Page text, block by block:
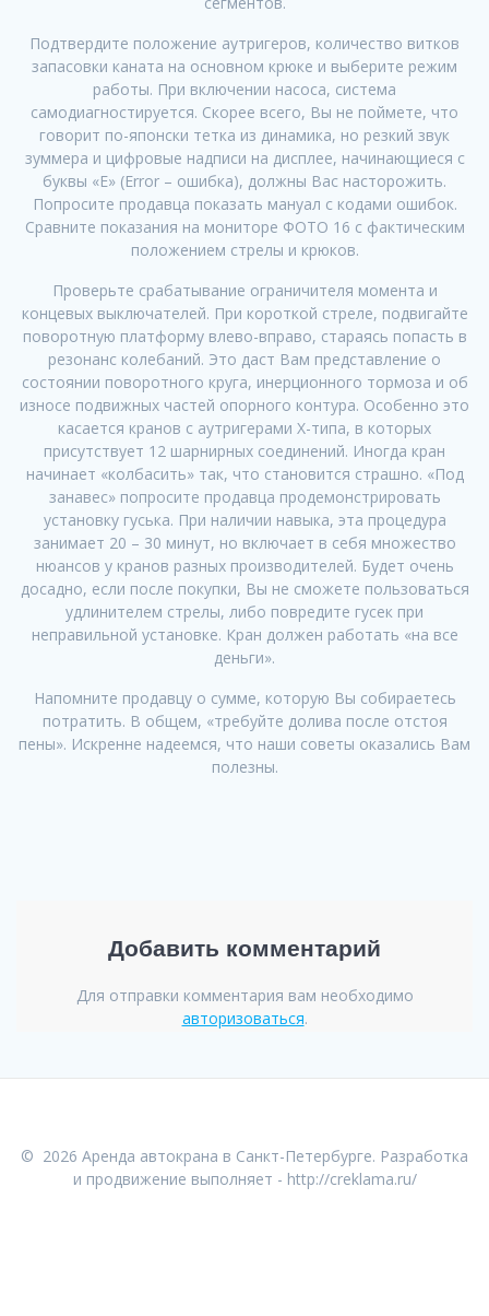
Подтвердите положение аутригеров, количество витков
запасовки каната на основном крюке и выберите режим
работы. При включении насоса, система
самодиагностируется. Скорее всего, Вы не поймете, что
говорит по-японски тетка из динамика, но резкий звук
зуммера и цифровые надписи на дисплее, начинающиеся с
буквы «Е» (Error – ошибка), должны Вас насторожить.
Попросите продавца показать мануал с кодами ошибок.
Сравните показания на мониторе ФОТО 16 с фактическим
положением стрелы и крюков.
Проверьте срабатывание ограничителя момента и
концевых выключателей. При короткой стреле, подвигайте
поворотную платформу влево-вправо, стараясь попасть в
резонанс колебаний. Это даст Вам представление о
состоянии поворотного круга, инерционного тормоза и об
износе подвижных частей опорного контура. Особенно это
касается кранов с аутригерами Х-типа, в которых
присутствует 12 шарнирных соединений. Иногда кран
начинает «колбасить» так, что становится страшно. «Под
занавес» попросите продавца продемонстрировать
установку гуська. При наличии навыка, эта процедура
занимает 20 – 30 минут, но включает в себя множество
нюансов у кранов разных производителей. Будет очень
досадно, если после покупки, Вы не сможете пользоваться
удлинителем стрелы, либо повредите гусек при
неправильной установке. Кран должен работать «на все
деньги».
Напомните продавцу о сумме, которую Вы собираетесь
потратить. В общем, «требуйте долива после отстоя
пены». Искренне надеемся, что наши советы оказались Вам
полезны.
Добавить комментарий
Для отправки комментария вам необходимо
авторизоваться.
© 2026 Аренда автокрана в Санкт-Петербурге. Разработка
и продвижение выполняет - http://creklama.ru/